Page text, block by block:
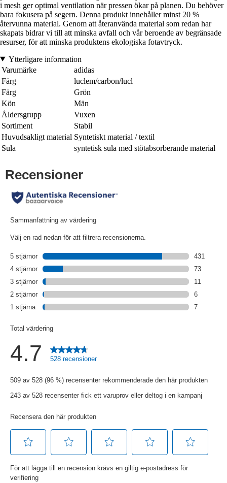
i mesh ger optimal ventilation när pressen ökar på planen. Du behöver
bara fokusera på segern. Denna produkt innehåller minst 20 %
återvunna material. Genom att återanvända material som redan har
skapats bidrar vi till att minska avfall och vår beroende av begränsade
resurser, för att minska produktens ekologiska fotavtryck.
Ytterligare information
Varumärke
adidas
Färg
luclem/carbon/lucl
Färg
Grön
Kön
Män
Åldersgrupp
Vuxen
Sortiment
Stabil
Huvudsakligt material Syntetiskt material / textil
Sula
syntetisk sula med stötabsorberande material